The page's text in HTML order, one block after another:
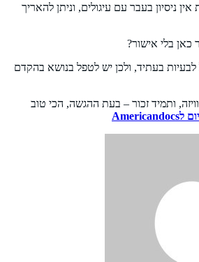
ניסיון בעבר עם עיגולים, וניתן להאריך
לבעיות בעתיד, ולכן יש לטפל בנושא בהקדם
ותמיד זכור – בעת ההגשה, הכי טוב
לAmericandocs